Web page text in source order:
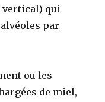
vertical) qui
par
ou les
de miel,